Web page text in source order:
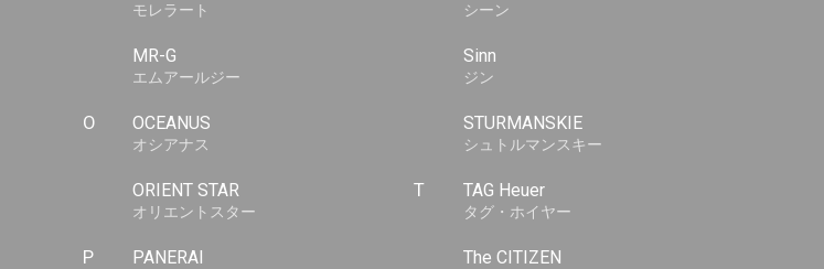
モレラート
MR-G
エムアールジー
O OCEANUS
オシアナス
ORIENT STAR
オリエントスター
P PANERAI
シーン
Sinn
ジン
STURMANSKIE
シュトルマンスキー
T TAG Heuer
タグ・ホイヤー
The CITIZEN